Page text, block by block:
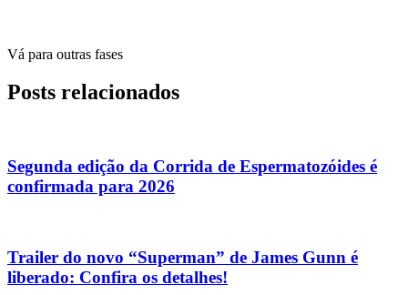
Vá para outras fases
Posts relacionados
Segunda edição da Corrida de Espermatozóides é
confirmada para 2026
Trailer do novo “Superman” de James Gunn é
liberado: Confira os detalhes!